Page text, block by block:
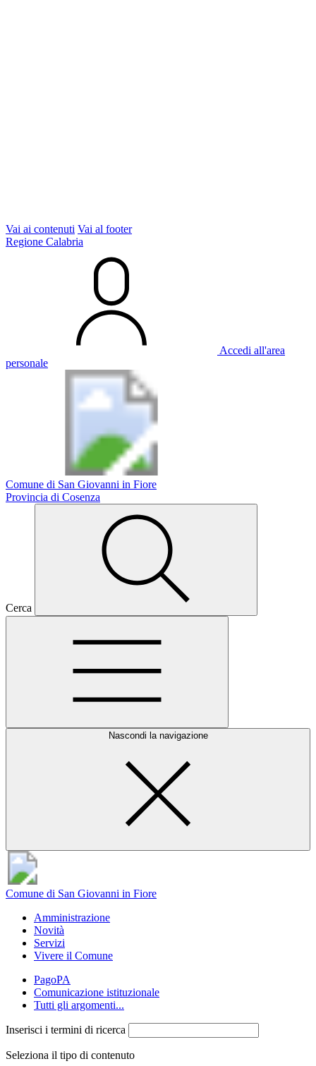
Vai ai contenuti Vai al footer
Regione Calabria
Accedi all'area
personale
Comune di San Giovanni in Fiore
Provincia di Cosenza
Cerca
Nascondi la navigazione
Comune di San Giovanni in Fiore
Amministrazione
Novità
Servizi
Vivere il Comune
PagoPA
Comunicazione istituzionale
Tutti gli argomenti...
Inserisci i termini di ricerca
Seleziona il tipo di contenuto